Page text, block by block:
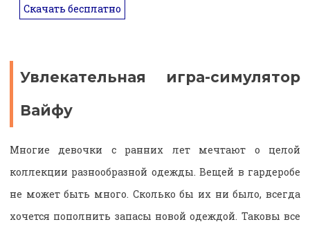
Скачать бесплатно
Увлекательная игра-симулятор
Вайфу
Многие девочки с ранних лет мечтают о целой
коллекции разнообразной одежды. Вещей в гардеробе
не может быть много. Сколько бы их ни было, всегда
хочется пополнить запасы новой одеждой. Таковы все